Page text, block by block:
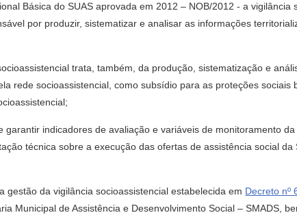
Básica do SUAS aprovada em 2012 – NOB/2012 - a
por produzir, sistematizar e analisar as informações
trata, também, da produção, sistematização e
rede socioassistencial, como subsídio para as proteções
garantir indicadores de avaliação e variáveis de monitoramento
técnica sobre a execução das ofertas de assistência social
gestão da vigilância socioassistencial estabelecida em Decreto nº
Municipal de Assistência e Desenvolvimento Social – SMADS,